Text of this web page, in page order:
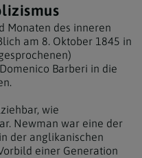
Monaten des inneren
am 8. Oktober 1845 in
Barberi in die
wie
Newman war eine der
der anglikanischen
einer Generation